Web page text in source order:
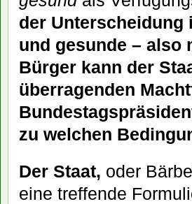
der Unterscheidung
und gesunde – also
Bürger kann der
überragenden
zu welchen
Der Staat, oder
eine treffende